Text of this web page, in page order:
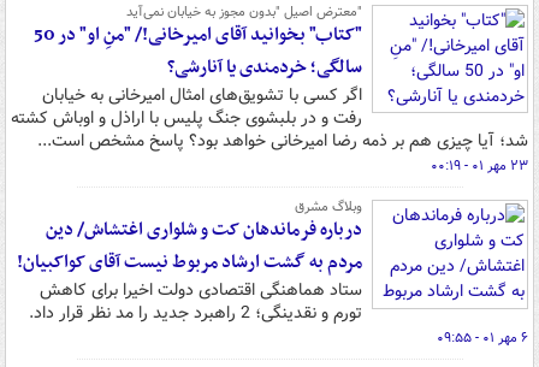
"معترض اصیل "بدون مجوز به خیابان نمی‌آید
"کتاب" بخوانید آقای امیرخانی!/ "منِ او" در 50
سالگی؛ خردمندی یا آنارشی؟
اگر کسی با تشویق‌های امثال امیرخانی به خیابان
رفت و در بلبشوی جنگ پلیس با اراذل و اوباش کشته
شد؛ آیا چیزی هم بر ذمه رضا امیرخانی خواهد بود؟ پاسخ مشخص است...
۲۳ مهر ۰۱ - ۰۰:۱۹
وبلاگ مشرق
درباره فرماندهان کت و شلواری اغتشاش/ دین
مردم به گشت ارشاد مربوط نیست آقای کواکبیان!
ستاد هماهنگی اقتصادی دولت اخیرا برای کاهش
تورم و نقدینگی؛ 2 راهبرد جدید را مد نظر قرار داد.
۶ مهر ۰۱ - ۰۹:۵۵